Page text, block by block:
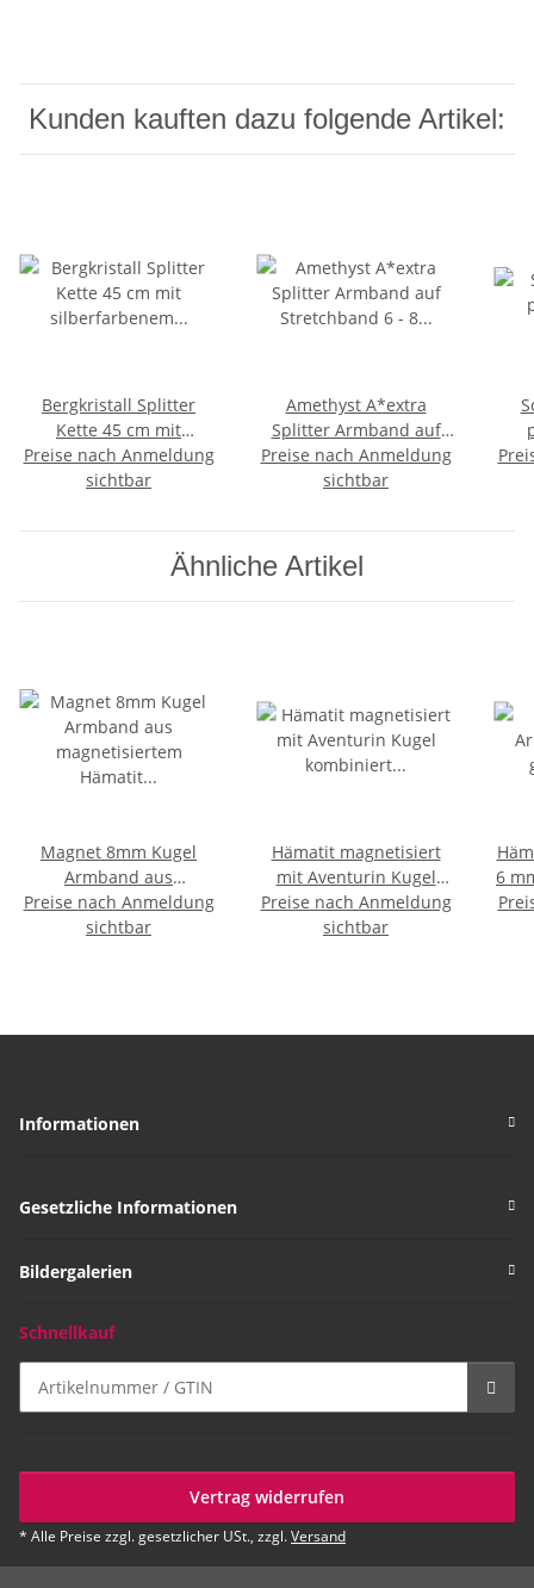
Kunden kauften dazu folgende Artikel:
Bergkristall Splitter
Kette 45 cm mit
silberfarbenem
Karabinerverschluss
Preise nach Anmeldung
sichtbar
Amethyst A*extra
Splitter Armband auf
Stretchband 6 - 8 mm,
19 - 20 cm lang
Preise nach Anmeldung
sichtbar
Ähnliche Artikel
Magnet 8mm Kugel
Armband aus
magnetisiertem Hämatit
unisex Armband auf
Preise nach Anmeldung
sichtbar
Hämatit magnetisiert
mit Aventurin Kugel
kombiniert Armband
(Magnetarmband)
Preise nach Anmeldung
sichtbar
6
Informationen
Gesetzliche Informationen
Bildergalerien
Schnellkauf
Vertrag widerrufen
* Alle Preise zzgl. gesetzlicher USt., zzgl.Versand